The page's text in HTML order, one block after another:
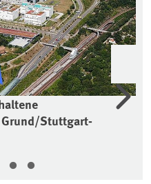
Stuttgart-